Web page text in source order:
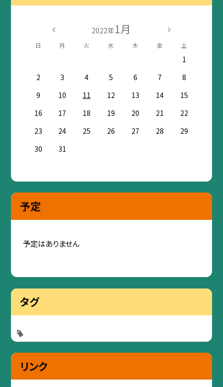
2022年1月
日 月 火 水 木 金 土
1
2
3 4 5 6 7
8
9
10 11 12 13 14
15
16
17 18 19 20 21
22
23
24 25 26 27 28
29
30
31
予定
予定はありません
タグ
リンク